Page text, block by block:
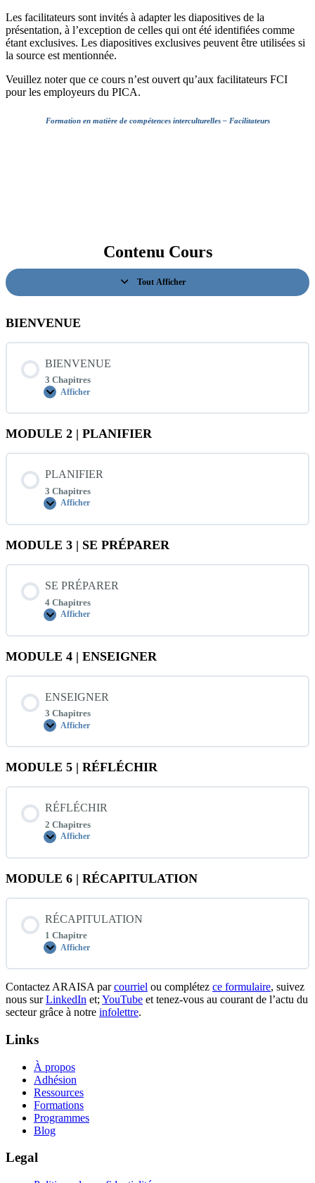
Les facilitateurs sont invités à adapter les diapositives de la
présentation, à l’exception de celles qui ont été identifiées comme
étant exclusives. Les diapositives exclusives peuvent être utilisées si
la source est mentionnée.
Veuillez noter que ce cours n’est ouvert qu’aux facilitateurs FCI
pour les employeurs du PICA.
Formation en matière de compétences interculturelles – Facilitateurs
Contenu Cours
Tout Afficher
Leçons
BIENVENUE
BIENVENUE
3 Chapitres
Afficher
BIENVENUE
MODULE 2 | PLANIFIER
PLANIFIER
3 Chapitres
Afficher
PLANIFIER
MODULE 3 | SE PRÉPARER
SE PRÉPARER
4 Chapitres
Afficher
SE
MODULE 4 | ENSEIGNER
ENSEIGNER
3 Chapitres
Afficher
ENSEIGNER
MODULE 5 | RÉFLÉCHIR
RÉFLÉCHIR
2 Chapitres
Afficher
RÉFLÉCHIR
MODULE 6 | RÉCAPITULATION
RÉCAPITULATION
1 Chapitre
Afficher
RÉCAPITULATION
Contactez ARAISA parcourriel ou complétez ce formulaire, suivez
nous surLinkedIn et; YouTube et tenez-vous au courant de l’actu du
secteur grâce à notre infolettre.
Links
À propos
Adhésion
Ressources
Formations
Programmes
Blog
Legal